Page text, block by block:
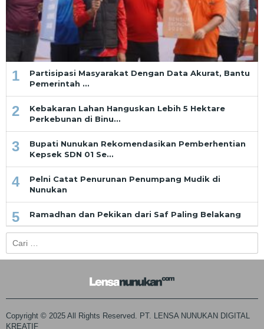
1
Partisipasi Masyarakat Dengan Data Akurat, Bantu
Pemerintah …
2
Kebakaran Lahan Hanguskan Lebih 5 Hektare
Perkebunan di Binu…
3
Bupati Nunukan Rekomendasikan Pemberhentian
Kepsek SDN 01 Se…
4
Pelni Catat Penurunan Penumpang Mudik di
Nunukan
5 Ramadhan dan Pekikan dari Saf Paling Belakang
untuk:
Copyright © 2025 All Rights Reserved. PT. LENSA NUNUKAN DIGITAL
KREATIF